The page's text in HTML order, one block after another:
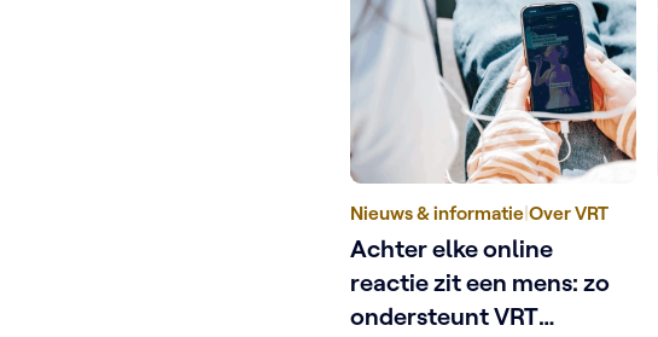
Nieuws & informatie|Over VRT
Achter elke online
reactie zit een mens: zo
ondersteunt VRT